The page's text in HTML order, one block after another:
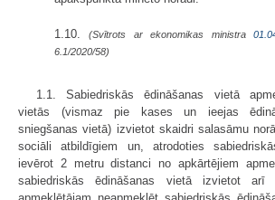
1.10.(Svītrots ar ekonomikas ministra
6.1/2020/58)
1.1. Sabiedriskās ēdināšanas vietā
vietās (vismaz pie kases un ieejas
sniegšanas vietā) izvietot skaidri salasāmu
sociāli atbildīgiem un, atrodoties
ievērot 2 metru distanci no apkārtējiem
sabiedriskās ēdināšanas vietā izvietot arī